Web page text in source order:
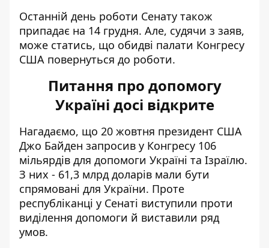
Останній день роботи Сенату також
припадає на 14 грудня. Але, судячи з заяв,
може статись, що обидві палати Конгресу
США повернуться до роботи.
Питання про допомогу
Україні досі відкрите
Нагадаємо, що 20 жовтня президент США
Джо Байден запросив у Конгресу 106
мільярдів для допомоги Україні та Ізраїлю.
З них - 61,3 млрд доларів мали бути
спрямовані для України. Проте
республіканці у Сенаті виступили проти
виділення допомоги й виставили ряд
умов.